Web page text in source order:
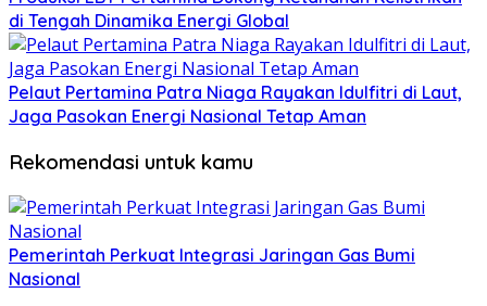
di Tengah Dinamika Energi Global
Pelaut Pertamina Patra Niaga Rayakan Idulfitri di Laut,
Jaga Pasokan Energi Nasional Tetap Aman
Rekomendasi untuk kamu
Pemerintah Perkuat Integrasi Jaringan Gas Bumi
Nasional